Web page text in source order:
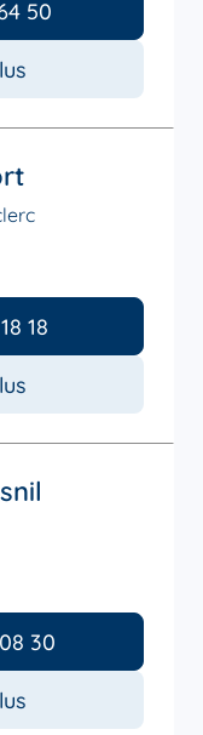
50
18
30